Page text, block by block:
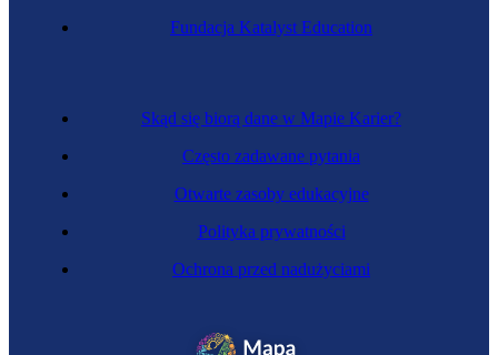
Skąd się biorą dane w Mapie Karier?
Często zadawane pytania
Otwarte zasoby edukacyjne
Polityka prywatności
Ochrona przed nadużyciami
Fundacja Katalyst Education